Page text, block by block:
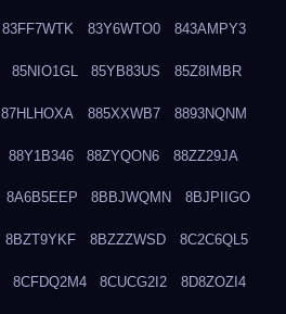
83FF7WTK 83Y6WTO0 843AMPY3
85NIO1GL 85YB83US 85Z8IMBR
87HLHOXA 885XXWB7 8893NQNM
88Y1B346 88ZYQON6 88ZZ29JA
8A6B5EEP 8BBJWQMN 8BJPIIGO
8BZT9YKF 8BZZZWSD 8C2C6QL5
8CFDQ2M4 8CUCG2I2 8D8ZOZI4